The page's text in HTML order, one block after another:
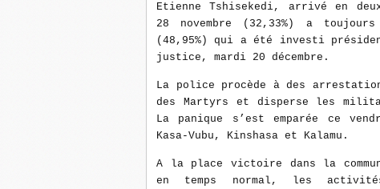
Etienne Tshisekedi, arrivé en
28 novembre (32,33%) a
(48,95%) qui a été investi
justice, mardi 20 décembre.
La police procède à des
des Martyrs et disperse les
La panique s’est emparée ce
Kasa-Vubu, Kinshasa et Kalamu.
A la place victoire dans la
en temps normal, les